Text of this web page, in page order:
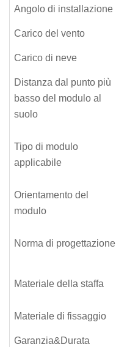
Angolo di installazione
Carico del vento
Carico di neve
Distanza dal punto più
basso del modulo al
suolo
Tipo di modulo
applicabile
Orientamento del
modulo
Norma di progettazione
Materiale della staffa
Materiale di fissaggio
Garanzia&Durata